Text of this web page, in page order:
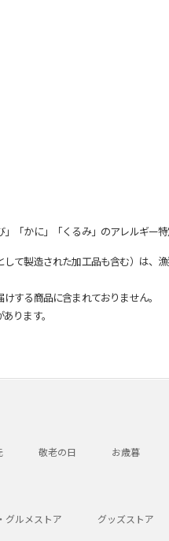
「かに」「くるみ」のアレルギー
て製造された加工品も含む）は、
する商品に含まれておりません。
ります。
敬老の日 お歳暮
グルメストア グッズストア